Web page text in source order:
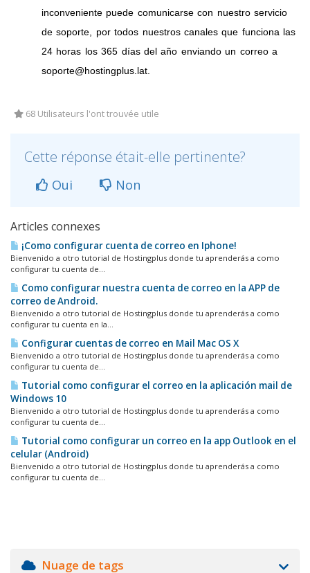
inconveniente puede comunicarse con nuestro servicio
de soporte, por todos nuestros canales que funciona las
24 horas los 365 días del año enviando un correo a
soporte@hostingplus.lat.
68 Utilisateurs l'ont trouvée utile
Cette réponse était-elle pertinente?
Oui Non
Articles connexes
¡Como configurar cuenta de correo en Iphone!
Bienvenido a otro tutorial de Hostingplus donde tu aprenderás a como
configurar tu cuenta de...
Como configurar nuestra cuenta de correo en la APP de
correo de Android.
Bienvenido a otro tutorial de Hostingplus donde tu aprenderás a como
configurar tu cuenta en la...
Configurar cuentas de correo en Mail Mac OS X
Bienvenido a otro tutorial de Hostingplus donde tu aprenderás a como
configurar tu cuenta de...
Tutorial como configurar el correo en la aplicación mail de
Windows 10
Bienvenido a otro tutorial de Hostingplus donde tu aprenderás a como
configurar tu cuenta de...
Tutorial como configurar un correo en la app Outlook en el
celular (Android)
Bienvenido a otro tutorial de Hostingplus donde tu aprenderás a como
configurar tu cuenta de...
Nuage de tags